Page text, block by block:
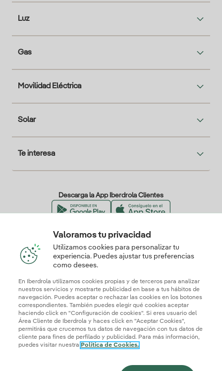
Luz
Gas
Movilidad Eléctrica
Solar
Te interesa
Descarga la App Iberdrola Clientes
Nuestros certificados de confianza
Mapa webInformación legal y Política de cookies
Seguridad de la informaciónAccesibilidad
Valoramos tu privacidad
Utilizamos cookies para personalizar tu
experiencia. Puedes ajustar tus preferencias
como desees.
En Iberdrola utilizamos cookies propias y de terceros para analizar
nuestros servicios y mostrarte publicidad en base a tus hábitos de
navegación. Puedes aceptar o rechazar las cookies en los botones
correspondientes. También puedes elegir qué cookies aceptar
haciendo click en "Configuración de cookies". Si eres usuario del
Área Cliente de Iberdrola y haces click en "Aceptar Cookies",
permitirás que crucemos tus datos de navegación con tus datos de
cliente para fines de perfilado y publicidad. Para más información,
puedes visitar nuestra Política de Cookies.